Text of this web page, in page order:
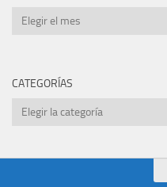
Archivos
CATEGORÍAS
Categorías